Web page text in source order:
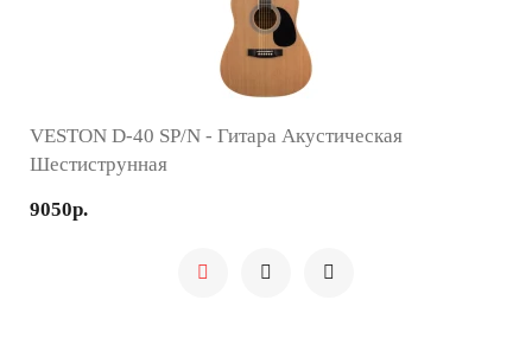
VESTON D-40 SP/N - Гитара Акустическая
Шестиструнная
9050р.